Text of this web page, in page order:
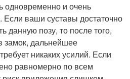
одновременно и очень
Если ваши суставы достаточно
данную позу, то после того,
замок, дальнейшее
никаких усилий. Если
равномерно по всем